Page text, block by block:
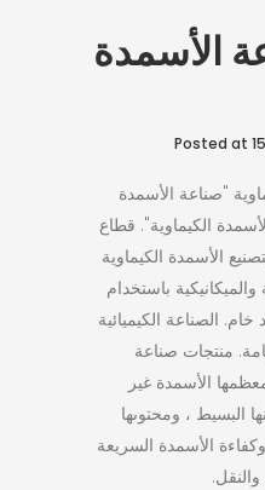
الأسمدة
Posted at
"صناعة الأسمدة
الكيماوية". قطاع
الأسمدة الكيماوية
باستخدام
خام. الصناعة الكيميائية
منتجات صناعة
الأسمدة غير
البسيط ، ومحتوىها
الأسمدة السريعة